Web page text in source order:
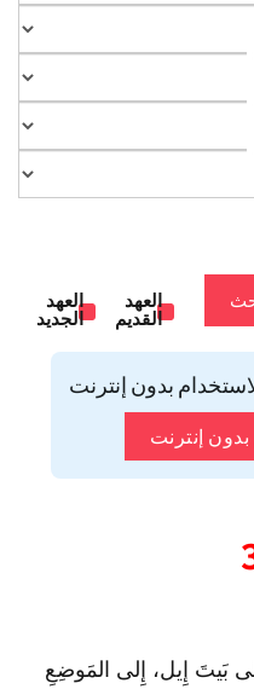
العهد
القديم
العهد
الجديد
بدون إنترنت
إنترنت
بَيتَ إِيل، إِلى المَوضِعِ